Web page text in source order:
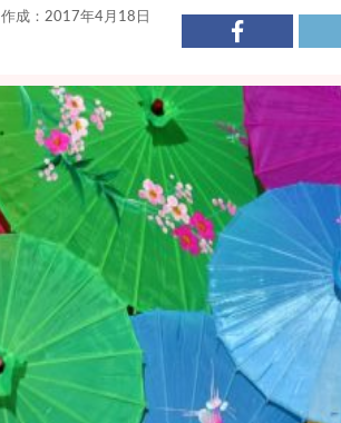
作成：2017年4月18日